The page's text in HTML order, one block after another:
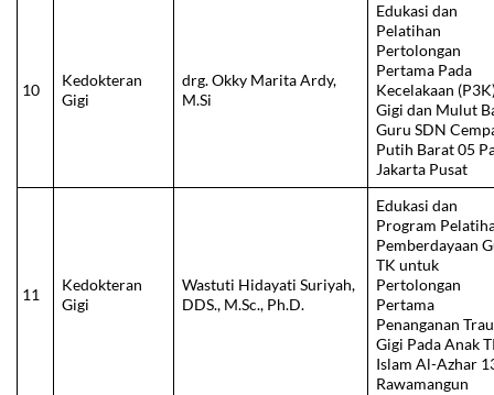
10
Kedokteran
Gigi
drg. Okky Marita Ardy,
M.Si
Edukasi dan
Pelatihan
Pertolongan
Pertama Pada
Kecelakaan
Gigi dan Mulut
Guru SDN
Putih Barat 05
Jakarta Pusat
11
Kedokteran
Gigi
Wastuti Hidayati Suriyah,
DDS., M.Sc., Ph.D.
Edukasi dan
Program
Pemberdayaan
TK untuk
Pertolongan
Pertama
Penanganan
Gigi Pada Anak
Islam Al-Azhar
Rawamangun